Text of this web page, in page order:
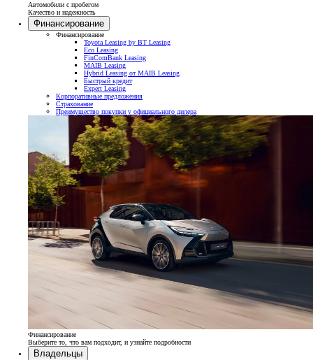
Автомобили с пробегом
Качество и надежность
Финансирование
Финансирование
Toyota Leasing by BT Leasing
Eco Leasing
FinComBank Leasing
MAIB Leasing
Hybrid Leasing от MAIB Leasing
Быстрый кредит
Expert Leasing
Корпоративные предложения
Страхование
Преимущество покупки у официального дилера
Финансирование
Выберите то, что вам подходит, и узнайте подробности
Владельцы